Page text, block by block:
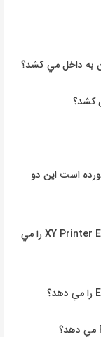
است اين دو
XY Printer را مي
را مي دهد؟
مي دهد؟